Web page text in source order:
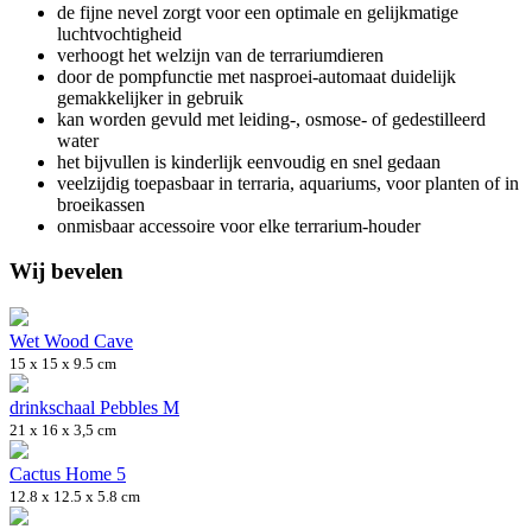
de fijne nevel zorgt voor een optimale en gelijkmatige
luchtvochtigheid
verhoogt het welzijn van de terrariumdieren
door de pompfunctie met nasproei-automaat duidelijk
gemakkelijker in gebruik
kan worden gevuld met leiding-, osmose- of gedestilleerd
water
het bijvullen is kinderlijk eenvoudig en snel gedaan
veelzijdig toepasbaar in terraria, aquariums, voor planten of in
broeikassen
onmisbaar accessoire voor elke terrarium-houder
Wij bevelen
Wet Wood Cave
15 x 15 x 9.5 cm
drinkschaal Pebbles M
21 x 16 x 3,5 cm
Cactus Home 5
12.8 x 12.5 x 5.8 cm